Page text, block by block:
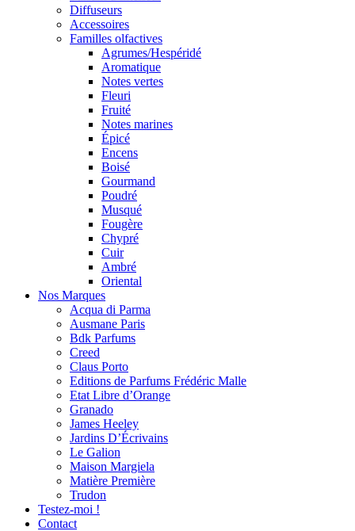
Diffuseurs
Accessoires
Familles olfactives
Agrumes/Hespéridé
Aromatique
Notes vertes
Fleuri
Fruité
Notes marines
Épicé
Encens
Boisé
Gourmand
Poudré
Musqué
Fougère
Chypré
Cuir
Ambré
Oriental
Nos Marques
Acqua di Parma
Ausmane Paris
Bdk Parfums
Creed
Claus Porto
Editions de Parfums Frédéric Malle
Etat Libre d’Orange
Granado
James Heeley
Jardins D’Écrivains
Le Galion
Maison Margiela
Matière Première
Trudon
Testez-moi !
Contact